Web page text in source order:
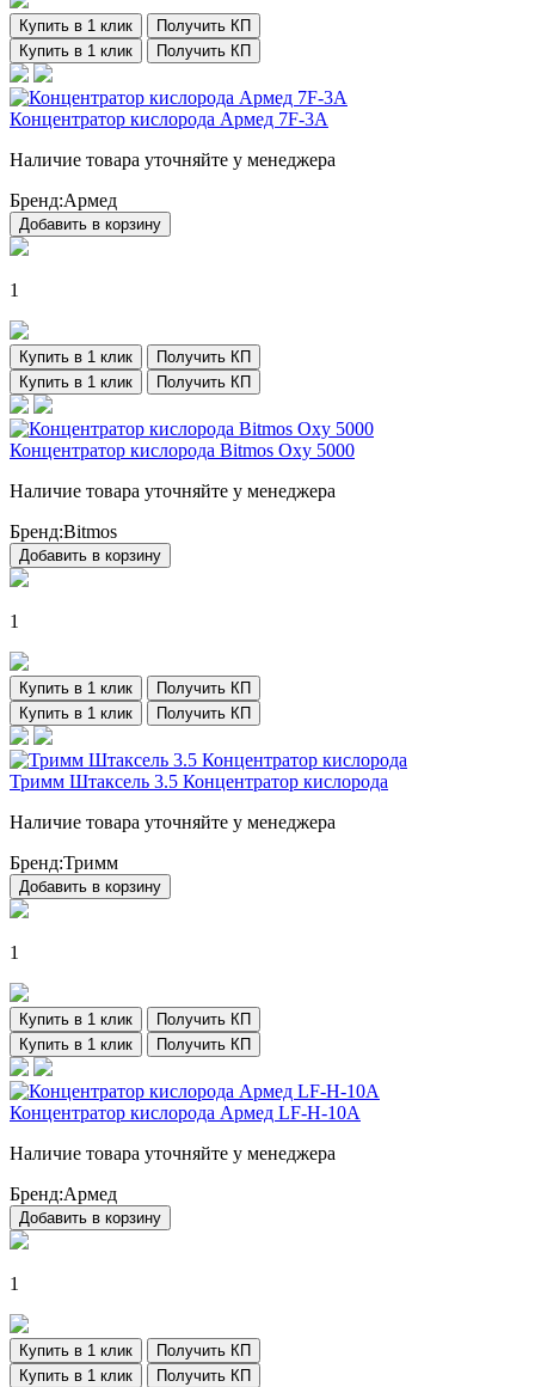
Купить в 1 клик
Получить КП
Купить в 1 клик
Получить КП
Концентратор кислорода Армед 7F-3A
Наличие товара уточняйте у менеджера
Бренд:Армед
Добавить в корзину
1
Купить в 1 клик
Получить КП
Купить в 1 клик
Получить КП
Концентратор кислорода Bitmos Oxy 5000
Наличие товара уточняйте у менеджера
Бренд:Bitmos
Добавить в корзину
1
Купить в 1 клик
Получить КП
Купить в 1 клик
Получить КП
Тримм Штаксель 3.5 Концентратор кислорода
Наличие товара уточняйте у менеджера
Бренд:Тримм
Добавить в корзину
1
Купить в 1 клик
Получить КП
Купить в 1 клик
Получить КП
Концентратор кислорода Армед LF-H-10А
Наличие товара уточняйте у менеджера
Бренд:Армед
Добавить в корзину
1
Купить в 1 клик
Получить КП
Купить в 1 клик
Получить КП